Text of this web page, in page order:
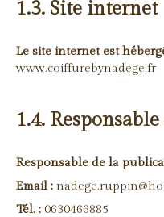
1.3. Site internet
Le site internet est
www.coiffurebynadege.fr
1.4.
Responsable de la
Email :
Tél. : 0630466885